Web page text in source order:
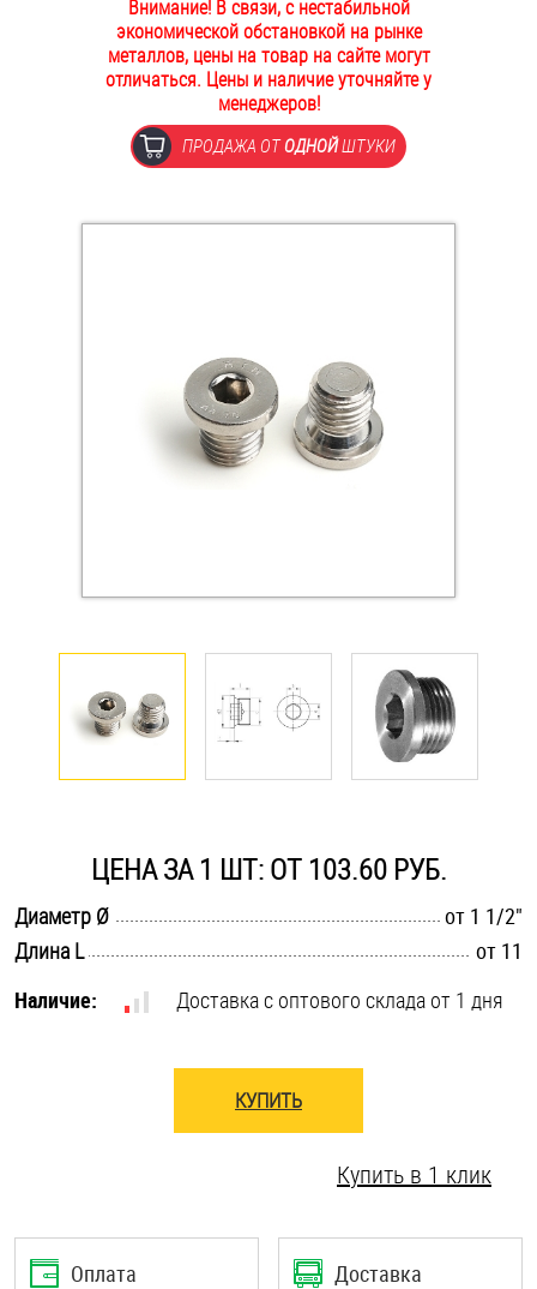
ОПЛАТА И ДОСТАВКА
НАШИ МАГАЗИНЫ
Втулки
Дюймовый крепёж
Крюки, кольца с метрической резьбой
Оснастка и аксессуары для яхт
Саморезы и шурупы
Такелаж
Хомуты
Шайбы
Внимание! В связи, с нестабильной
экономической обстановкой на рынке
металлов, цены на товар на сайте могут
отличаться. Цены и наличие уточняйте у
менеджеров!
ПРОДАЖА ОТОДНОЙШТУКИ
ЦЕНА ЗА 1 ШТ: ОТ 103.60 РУБ.
Диаметр Ø
от 1 1/2"
Длина L
от 11
Наличие:
Доставка с оптового склада от 1 дня
КУПИТЬ
Купить в 1 клик
Оплата Доставка